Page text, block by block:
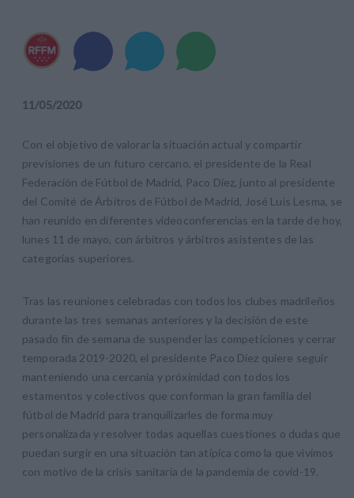
11/05/2020
Con el objetivo de valorar la situación actual y compartir
previsiones de un futuro cercano, el presidente de la Real
Federación de Fútbol de Madrid, Paco Díez, junto al presidente
del Comité de Árbitros de Fútbol de Madrid, José Luis Lesma, se
han reunido en diferentes videoconferencias en la tarde de hoy,
lunes 11 de mayo, con árbitros y árbitros asistentes de las
categorías superiores.
Tras las reuniones celebradas con todos los clubes madrileños
durante las tres semanas anteriores y la decisión de este
pasado fin de semana de suspender las competiciones y cerrar
temporada 2019-2020, el presidente Paco Díez quiere seguir
manteniendo una cercania y próximidad con todos los
estamentos y colectivos que conforman la gran familia del
fútbol de Madrid para tranquilizarles de forma muy
personalizada y resolver todas aquellas cuestiones o dudas que
puedan surgir en una situación tan atípica como la que vivimos
con motivo de la crisis sanitaria de la pandemia de covid-19.